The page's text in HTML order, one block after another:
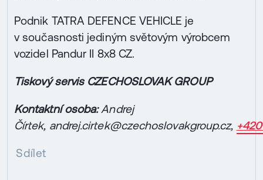
Podnik TATRA DEFENCE VEHICLE je
v současnosti jediným světovým výrobcem
vozidel Pandur II 8x8 CZ.
Tiskový servis CZECHOSLOVAK GROUP
Kontaktní osoba: Andrej
Čírtek, andrej.cirtek@czechoslovakgroup.cz,
Sdílet